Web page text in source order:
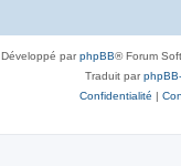
Développé parphpBB® Forum
Traduit par
Confidentialité |